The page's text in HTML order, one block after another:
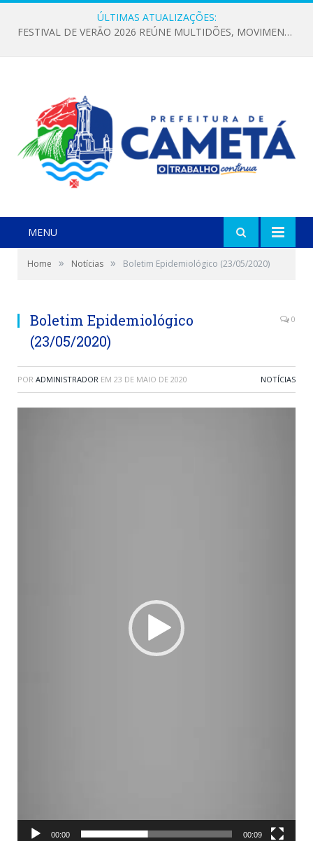
ÚLTIMAS ATUALIZAÇÕES:
FESTIVAL DE VERÃO 2026 REÚNE MULTIDÕES, MOVIMENTA A ECONOMIA E FORTALECE A CULTURA LOCAL
MENU
Home » Notícias » Boletim Epidemiológico (23/05/2020)
Boletim Epidemiológico
(23/05/2020)
0
POR ADMINISTRADOR EM 23 DE MAIO DE 2020 NOTÍCIAS
00:00 00:09